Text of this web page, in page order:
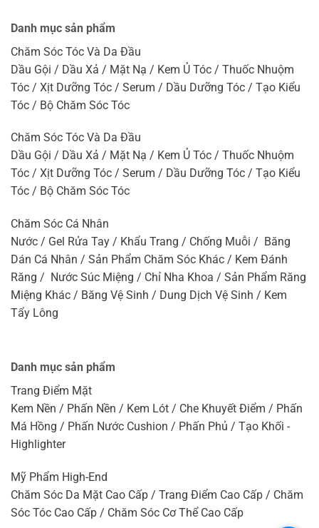
Danh mục sản phẩm
Chăm Sóc Tóc Và Da Đầu
Dầu Gội / Dầu Xả / Mặt Nạ / Kem Ủ Tóc / Thuốc Nhuộm
Tóc / Xịt Dưỡng Tóc / Serum / Dầu Dưỡng Tóc / Tạo Kiểu
Tóc / Bộ Chăm Sóc Tóc
Chăm Sóc Tóc Và Da Đầu
Dầu Gội / Dầu Xả / Mặt Nạ / Kem Ủ Tóc / Thuốc Nhuộm
Tóc / Xịt Dưỡng Tóc / Serum / Dầu Dưỡng Tóc / Tạo Kiểu
Tóc / Bộ Chăm Sóc Tóc
Chăm Sóc Cá Nhân
Nước / Gel Rửa Tay / Khẩu Trang / Chống Muỗi / Băng
Dán Cá Nhân / Sản Phẩm Chăm Sóc Khác / Kem Đánh
Răng / Nước Súc Miệng / Chỉ Nha Khoa / Sản Phẩm Răng
Miệng Khác / Băng Vệ Sinh / Dung Dịch Vệ Sinh / Kem
Tẩy Lông
Danh mục sản phẩm
Trang Điểm Mặt
Kem Nền / Phấn Nền / Kem Lót / Che Khuyết Điểm / Phấn
Má Hồng / Phấn Nước Cushion / Phấn Phủ / Tạo Khối -
Highlighter
Mỹ Phẩm High-End
Chăm Sóc Da Mặt Cao Cấp / Trang Điểm Cao Cấp / Chăm
Sóc Tóc Cao Cấp / Chăm Sóc Cơ Thể Cao Cấp